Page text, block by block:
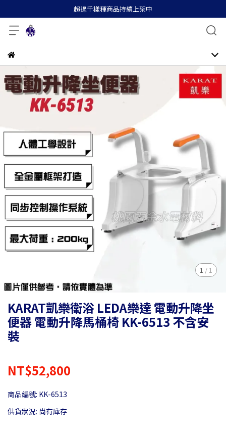
超過千樣種商品持續上架中
1 / 1
KARAT凱樂衛浴 LEDA樂達 電動升降坐
便器 電動升降馬桶椅 KK-6513 不含安
裝
NT$52,800
商品編號: KK-6513
供貨狀況: 尚有庫存